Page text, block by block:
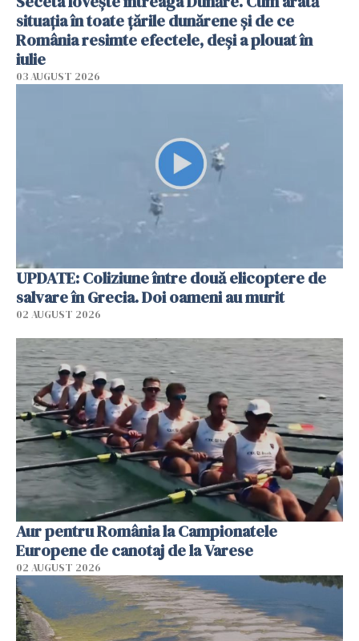
situația în toate țările dunărene și de ce
România resimte efectele, deși a plouat în
iulie
03 AUGUST 2026
UPDATE: Coliziune între două elicoptere de
salvare în Grecia. Doi oameni au murit
02 AUGUST 2026
Aur pentru România la Campionatele
Europene de canotaj de la Varese
02 AUGUST 2026